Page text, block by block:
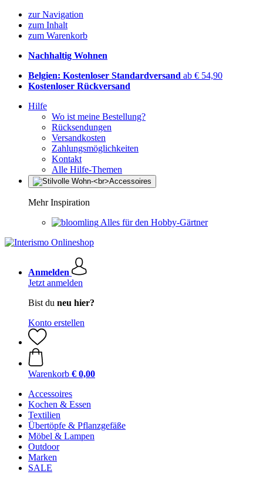
zur Navigation
zum Inhalt
zum Warenkorb
Nachhaltig Wohnen
Belgien: Kostenloser Standardversand ab € 54,90
Kostenloser Rückversand
Hilfe
Wo ist meine Bestellung?
Rücksendungen
Versandkosten
Zahlungsmöglichkeiten
Kontakt
Alle Hilfe-Themen
Mehr Inspiration
Alles für den Hobby-Gärtner
Anmelden
Jetzt anmelden
Bist du neu hier?
Konto erstellen
Warenkorb € 0,00
Accessoires
Kochen & Essen
Textilien
Übertöpfe & Pflanzgefäße
Möbel & Lampen
Outdoor
Marken
SALE